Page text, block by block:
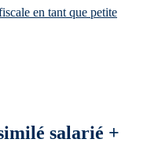
en tant que petite
salarié +